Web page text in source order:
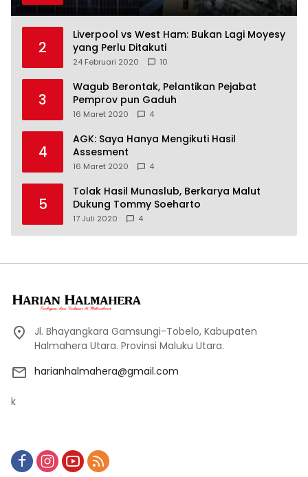
2
Liverpool vs West Ham: Bukan Lagi Moyesy
yang Perlu Ditakuti
24 Februari 2020 10
3
Wagub Berontak, Pelantikan Pejabat
Pemprov pun Gaduh
16 Maret 2020 4
4
AGK: Saya Hanya Mengikuti Hasil
Assesment
16 Maret 2020 4
5
Tolak Hasil Munaslub, Berkarya Malut
Dukung Tommy Soeharto
17 Juli 2020 4
Jl. Bhayangkara Gamsungi-Tobelo, Kabupaten
Halmahera Utara. Provinsi Maluku Utara.
harianhalmahera@gmail.com
k